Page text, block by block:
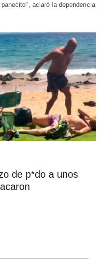
aclaró la dependencia
de p*do a unos